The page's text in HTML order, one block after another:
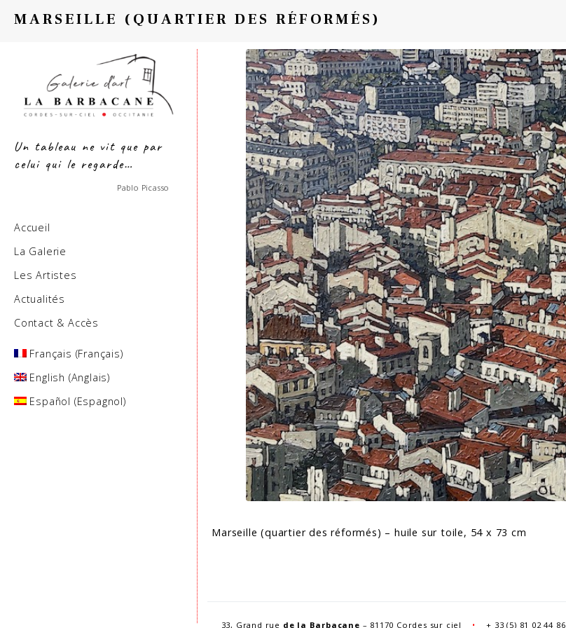
MARSEILLE (QUARTIER DES RÉFORMÉS)
Marseille (quartier des réformés) – huile sur toile, 54 x 73 cm
Un tableau ne vit que par
celui qui le regarde…
Pablo Picasso
Accueil
La Galerie
Les Artistes
Actualités
Contact & Accès
Français (Français)
English (Anglais)
Español (Espagnol)
33, Grand rue de la Barbacane – 81170 Cordes sur ciel • + 33 (5) 81 02 44 86